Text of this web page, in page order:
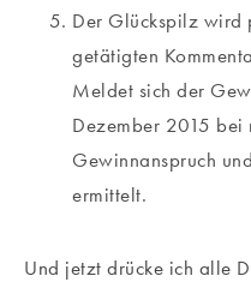
Der Glückspilz wird
getätigten
Meldet sich der
Dezember 2015 bei
Gewinnanspruch
ermittelt.
Und jetzt drücke ich alle